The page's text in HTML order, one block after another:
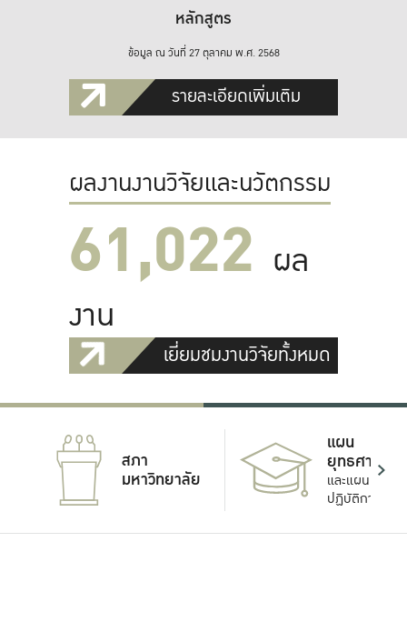
หลักสูตร
ข้อมูล ณ วันที่ 27 ตุลาคม พ.ศ. 2568
รายละเอียดเพิ่มเติม
ผลงานงานวิจัยและนวัตกรรม
61,022 ผล
งาน
เยี่ยมชมงานวิจัยทั้งหมด
สภา
มหาวิทยาลัย
แผน
ยุทธศาสตร์
และแผน
ปฏิบัติการ